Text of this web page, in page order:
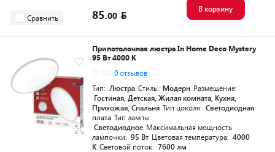
Сравнить 85.00
В корзину
Припотолочная люстра In Home Deco Mystery
95 Вт 4000 К
0 отзывов
Тип: Люстра Стиль: Модерн Размещение:
Гостиная, Детская, Жилая комната, Кухня,
Прихожая, Спальня Тип цоколя: Светодиодная
плата Тип лампы:
Светодиодное Максимальная мощность
лампочки: 95 Вт Цветовая температура: 4000
K Световой поток: 7600 лм